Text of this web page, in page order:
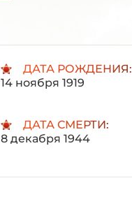
ДАТА РОЖДЕНИЯ:
14 ноября 1919
ДАТА СМЕРТИ:
8 декабря 1944